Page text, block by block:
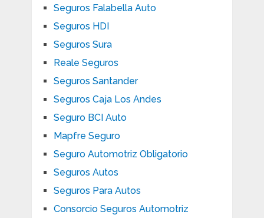
Seguros Falabella Auto
Seguros HDI
Seguros Sura
Reale Seguros
Seguros Santander
Seguros Caja Los Andes
Seguro BCI Auto
Mapfre Seguro
Seguro Automotriz Obligatorio
Seguros Autos
Seguros Para Autos
Consorcio Seguros Automotriz